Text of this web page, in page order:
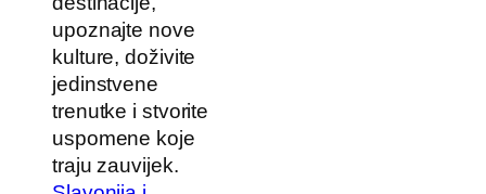
upoznajte nove
kulture, doživite
jedinstvene
trenutke i stvorite
uspomene koje
traju zauvijek.